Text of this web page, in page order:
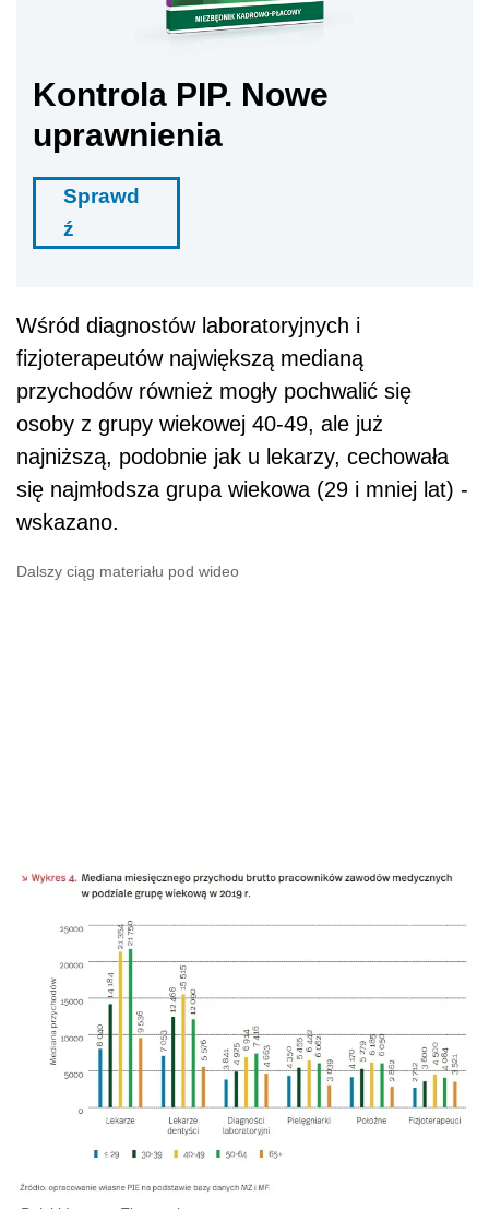
Kontrola PIP. Nowe
uprawnienia
Sprawd
ź
Wśród diagnostów laboratoryjnych i
fizjoterapeutów największą medianą
przychodów również mogły pochwalić się
osoby z grupy wiekowej 40-49, ale już
najniższą, podobnie jak u lekarzy, cechowała
się najmłodsza grupa wiekowa (29 i mniej lat) -
wskazano.
Dalszy ciąg materiału pod wideo